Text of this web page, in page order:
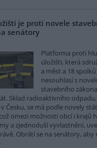
je proti novele
senátory
Platforma proti
úložišti, která
a měst a 18 spolků
nesouhlasí s
stavebního
Sklad radioaktivního
Česku, se má podle novely
omezí možnosti obcí i krajů
a zjednoduší vyvlastnění,
Obrátí se na senátory, aby